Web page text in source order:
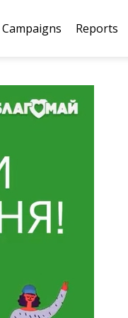
Campaigns Reports